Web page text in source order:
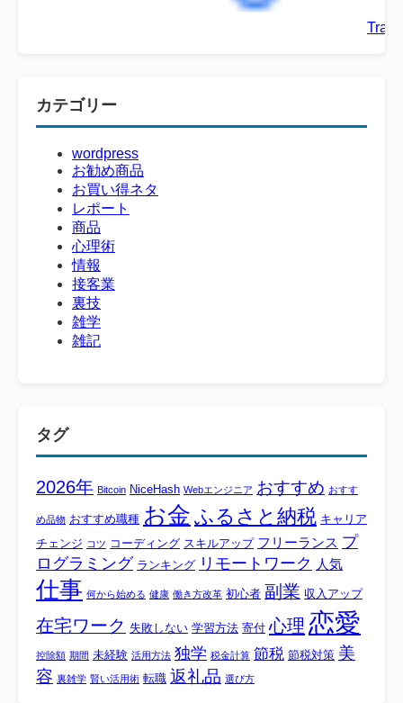
カテゴリー
wordpress
お勧め商品
お買い得ネタ
レポート
商品
心理術
情報
接客業
裏技
雑学
雑記
タグ
2026年 Bitcoin NiceHash Webエンジニア おすすめ おすす
め品物 おすすめ職種 お金 ふるさと納税 キャリア
チェンジ コツ コーディング スキルアップ フリーランス プ
ログラミング ランキング リモートワーク 人気
仕事 何から始める 健康 働き方改革 初心者 副業 収入アップ
在宅ワーク 失敗しない 学習方法 寄付 心理 恋愛
控除額 期間 未経験 活用方法 独学 税金計算 節税 節税対策 美
容 裏雑学 賢い活用術 転職 返礼品 選び方